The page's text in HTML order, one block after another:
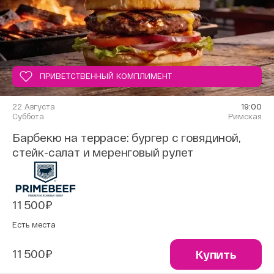
ПРИВЕТСТВЕННЫЙ КОМПЛИМЕНТ
22 Августа
Суббота
19:00
Римская
Барбекю на террасе: бургер с говядиной,
стейк-салат и меренговый рулет
11 500₽
Есть места
11 500₽ Купить